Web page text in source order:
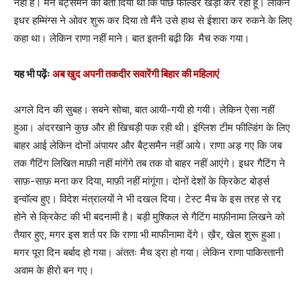
इधर हम्मिंग्स ने ओवर शुरू कर दिया तो मैंने उसे हाथ से ईशारा कर रुकने के लिए
कहा था। लेकिन राणा नहीं माने। बात इतनी बढ़ी कि मैच रुक गया।
यह भी पढ़ेंः अब खुद अपनी तकदीर सवारेंगी बिहार की महिलाएं
अगले दिन की सुबह। सबने सोचा, बात आयी-गयी हो गयी। लेकिन ऐसा नहीं
हुआ। अंदरखाने कुछ और ही खिचड़ी पक रही थी। इंग्लिश टीम फील्डिंग के लिए
बाहर आई लेकिन दोनों अंपायर और बैट्समैन नहीं आये। राणा अड़ गए कि जब
तक गैटिंग लिखित माफ़ी नहीं मांगेंगे तब तक वो बाहर नहीं आएंगे। इधर गैटिंग ने
साफ़-साफ़ मना कर दिया, माफ़ी नहीं मांगूंगा। दोनों देशों के क्रिकेट बोर्ड्स
इन्वॉल्व हुए। विदेश मंत्रालयों ने भी दखल दिया। टेस्ट मैच के इस तरह से रद्द
होने से क्रिकेट की भी बदनामी है। बड़ी मुश्किल से गैटिंग माफ़ीनामा लिखने को
तैयार हुए, मगर इस शर्त पर कि राणा भी माफीनामा देंगे। ख़ैर, खेल शुरू हुआ।
मगर पूरा दिन बर्बाद हो गया। अंततः मैच ड्रा हो गया। लेकिन राणा पाकिस्तानी
अवाम के हीरो बन गए।